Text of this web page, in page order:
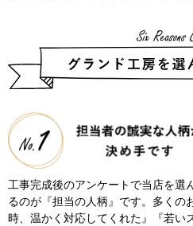
工事完成後のアンケートで当店を選
るのが『担当の人柄』です。多くの
時、温かく対応してくれた』『若い